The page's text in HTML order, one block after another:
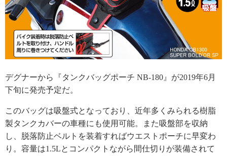
デグナーから『タンクバッグポーチ NB-180』が2019年6月
下旬に発売予定だ。
このバッグは吸盤式となっており、近年多くみられる樹脂
製タンクカバーの車種にも使用可能。また吸盤部を収納
し、脱落防止ベルトを装着すればウエストポーチに早変わ
り。容量は1.5Lとコンパクトながら間仕切りが装備されて